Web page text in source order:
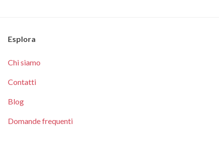
Esplora
Chi siamo
Contatti
Blog
Domande frequenti